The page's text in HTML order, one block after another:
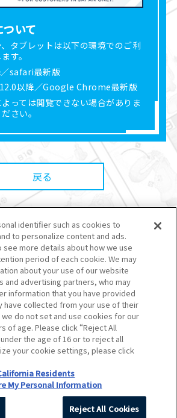
いて
タブレットは以下の環境でのご利
す。
／safari最新版
以降／Google Chrome最新版
っては閲覧できない場合がありま
さい。
戻る
ALL RIGHTS RESERVED.
・サンライズ・MBS
・SUNRISE・MBS
FREAK・TV Tokyo・ShoPro・JR Kikaku
Inc./GAME FREAK inc.
れている全ての画像、文章、データなどの無断
。
of materials contained in this page
Personal Information
identifier such as cookies to
to personalize content and ads.
see more details about how we use
period of each cookie. We may
about your use of our website
and advertising partners, who may
information that you have provided
have collected from your use of their
do not set and use cookies for our
of age. Please click “Reject All
the age of 16 or to reject all
your cookie settings, please click
Residents
My Personal Information
Reject All Cookies